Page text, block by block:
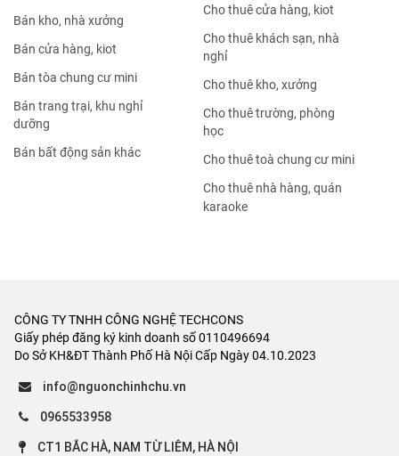
Bán kho, nhà xưởng
Bán cửa hàng, kiot
Bán tòa chung cư mini
Bán trang trại, khu nghỉ
dưỡng
Bán bất động sản khác
Cho thuê cửa hàng, kiot
Cho thuê khách sạn, nhà
nghỉ
Cho thuê kho, xưởng
Cho thuê trường, phòng
học
Cho thuê toà chung cư mini
Cho thuê nhà hàng, quán
karaoke
CÔNG TY TNHH CÔNG NGHỆ TECHCONS
Giấy phép đăng ký kinh doanh số 0110496694
Do Sở KH&ĐT Thành Phố Hà Nội Cấp Ngày 04.10.2023
info@nguonchinhchu.vn
0965533958
CT1 BẮC HÀ, NAM TỪ LIÊM, HÀ NỘI